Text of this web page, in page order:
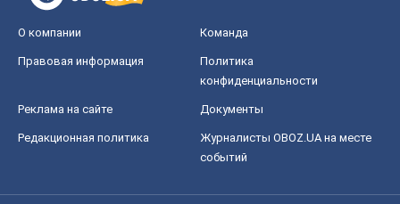
О компании Команда
Правовая информация
Политика
конфиденциальности
Реклама на сайте Документы
Редакционная политика
Журналисты OBOZ.UA на месте
событий